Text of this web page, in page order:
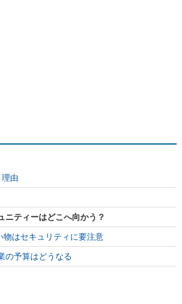
由
ティーはどこへ向かう？
はセキュリティに要注意
の予算はどうなる